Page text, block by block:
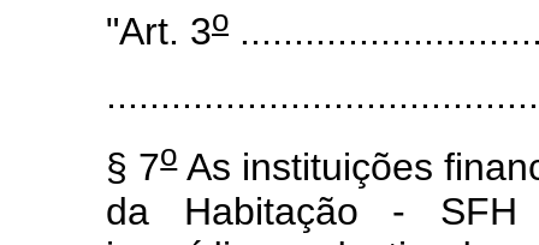
"Art. 3o
§ 7oAs instituições
da Habitação - SFH